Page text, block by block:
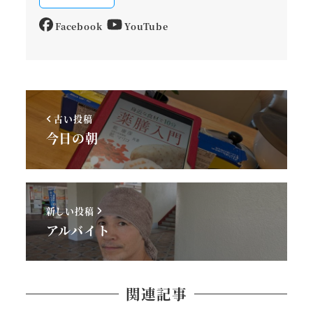
Facebook YouTube
古い投稿
今日の朝
新しい投稿
アルバイト
関連記事